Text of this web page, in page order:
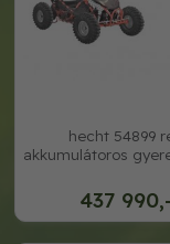
437
hecht 54899
akkumulátoros